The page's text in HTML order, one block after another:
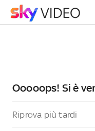
Ooooops! Si è
Riprova più tardi